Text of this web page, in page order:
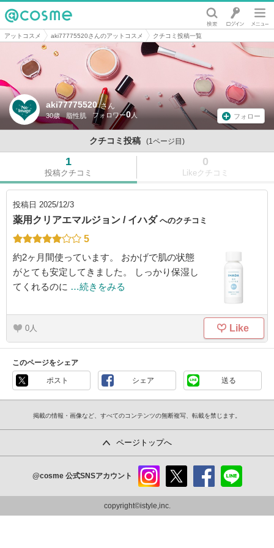
@cosme
アットコスメ aki77775520さんのアットコスメ クチコミ投稿一覧
aki77775520 さん
30歳 脂性肌 0 フォロー
クチコミ投稿 (1ページ目)
1
投稿クチコミ
0
Likeクチコミ
投稿日 2025/12/3
薬用クリアエマルジョン / イハダ へのクチコミ
5
約2ヶ月間使っています。 おかげで肌の状態
がとても安定してきました。 しっかり保湿し
てくれるのに …続きをみる
0 Like
このページをシェア
ポスト シェア 送る
掲載の情報・画像など、すべてのコンテンツの無断複写、転載を禁じます。
ページトップへ
@cosme 公式SNSアカウント
ram
copyright©istyle,inc.